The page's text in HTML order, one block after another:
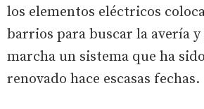
los elementos eléctricos
barrios para buscar la avería
marcha un sistema que ha
renovado hace escasas fechas.